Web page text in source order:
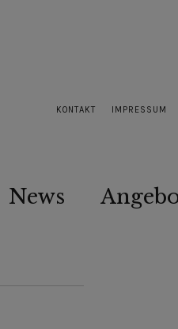
KONTAKT IMPRESSUM
News